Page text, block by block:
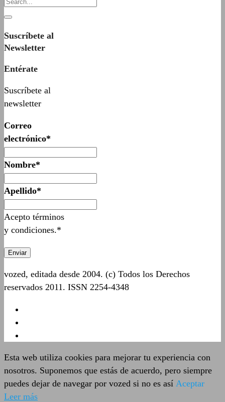
Suscríbete al
Newsletter
Entérate
Suscríbete al
newsletter
Correo
electrónico*
Nombre*
Apellido*
Acepto términos
y condiciones.*
vozed, editada desde 2004. (c) Todos los Derechos
reservados 2011. ISSN 2254-4348
Esta web utiliza cookies para mejorar tu experiencia con
nosotros. Suponemos que estás de acuerdo, pero siempre
puedes dejar de navegar por vozed si no es así Aceptar
Leer más